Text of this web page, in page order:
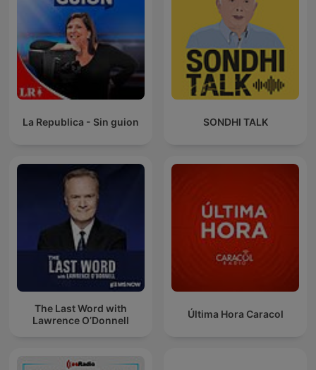
La Republica - Sin guion SONDHI TALK
The Last Word with
Lawrence O’Donnell
Última Hora Caracol